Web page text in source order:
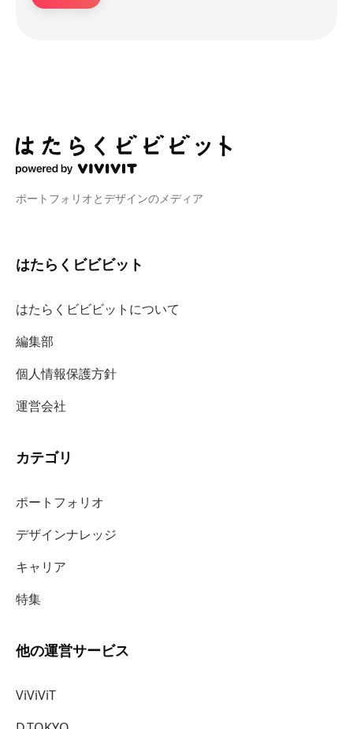
ポートフォリオとデザインのメディア
はたらくビビビット
はたらくビビビットについて
編集部
個人情報保護方針
運営会社
カテゴリ
ポートフォリオ
デザインナレッジ
キャリア
特集
他の運営サービス
ViViViT